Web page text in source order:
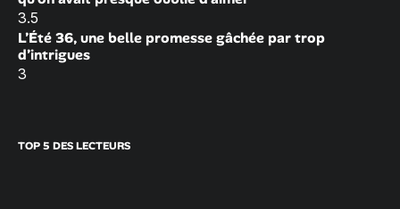
3.5
L’Été 36, une belle promesse gâchée par trop
d’intrigues
3
TOP 5 DES LECTEURS